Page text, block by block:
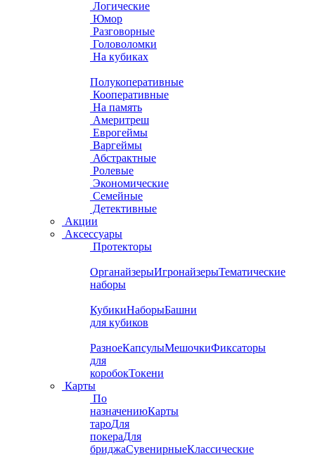
Логические
Юмор
Разговорные
Головоломки
На кубиках
Полукоперативные
Кооперативные
На память
Америтреш
Еврогеймы
Варгеймы
Абстрактные
Ролевые
Экономические
Семейные
Детективные
Акции
Аксессуары
Протекторы
ОрганайзерыИгронайзерыТематические
наборы
КубикиНаборыБашни
для кубиков
РазноеКапсулыМешочкиФиксаторы
для
коробокТокени
Карты
По
назначениюКарты
тароДля
покераДля
бриджаСувенирныеКлассические